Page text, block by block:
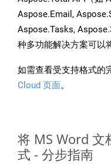
Aspose.Email,
Aspose.Tasks,
种多功能解决方案可以
如需查看受支持格式的
Cloud 页面。
将 MS Word 文
式 - 分步指南